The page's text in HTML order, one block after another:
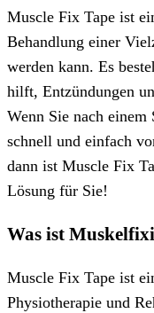
Muscle Fix Tape ist
Behandlung einer
werden kann. Es
hilft, Entzündungen
Wenn Sie nach einem
schnell und einfach
dann ist Muscle Fix
Lösung für Sie!
Was ist
Muscle Fix Tape ist
Physiotherapie und